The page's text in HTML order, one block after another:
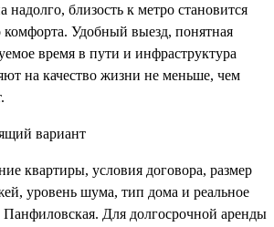
надолго, близость к метро становится
комфорта. Удобный выезд, понятная
время в пути и инфраструктура
на качество жизни не меньше, чем
вариант
квартиры, условия договора, размер
уровень шума, тип дома и реальное
Панфиловская. Для долгосрочной аренды